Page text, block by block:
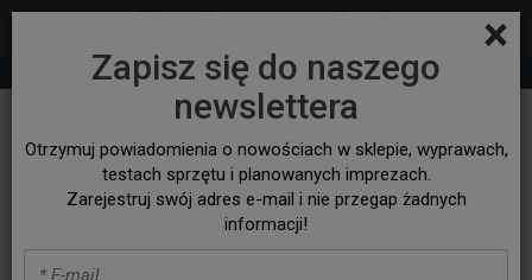
×
Zapisz się do naszego
newslettera
Otrzymuj powiadomienia o nowościach w sklepie, wyprawach,
testach sprzętu i planowanych imprezach.
Zarejestruj swój adres e-mail i nie przegap żadnych
informacji!
+48 530 932 305 sklep@bezasfaltu4x4.com
D-MAX 17 - 19 D-Max 20 - D-MAX II 12-17